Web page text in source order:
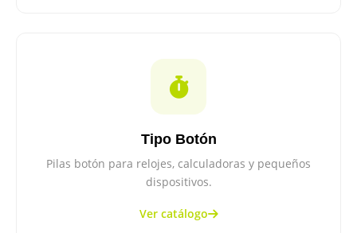
Tipo Botón
Pilas botón para relojes, calculadoras y pequeños
dispositivos.
Ver catálogo